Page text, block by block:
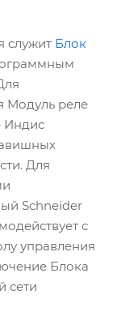
служит Блок
Модуль реле
Индис
Для
Schneider
с
управления
Блока
сети